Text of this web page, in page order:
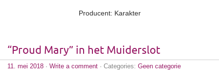
Producent: Karakter
“Proud Mary” in het Muiderslot
11. mei 2018 · Write a comment · Categories: Geen categorie